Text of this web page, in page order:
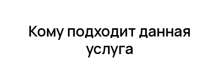
Кому подходит данная
услуга